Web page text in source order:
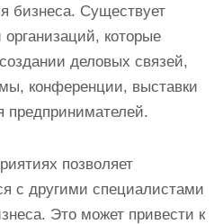
бизнеса. Существует
которые
деловых связей,
конференции, выставки
предпринимателей.
позволяет
с другими специалистами
Это может привести к